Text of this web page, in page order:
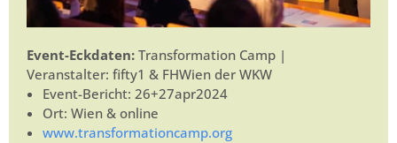
Event-Eckdaten: Transformation Camp |
Veranstalter: fifty1 & FHWien der WKW
Event-Bericht: 26+27apr2024
Ort: Wien & online
www.transformationcamp.org